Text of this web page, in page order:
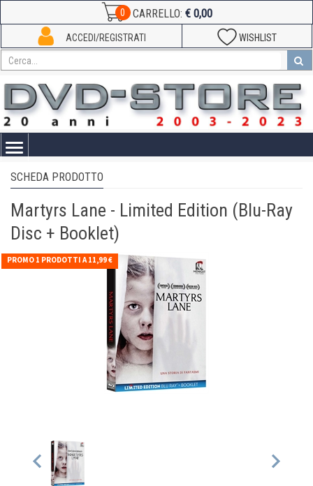
0 CARRELLO: € 0,00
WISHLIST
ACCEDI/REGISTRATI
Toggle
SCHEDA PRODOTTO
Martyrs Lane - Limited Edition (Blu-Ray
Disc + Booklet)
PROMO 1 PRODOTTI A 11,99 €